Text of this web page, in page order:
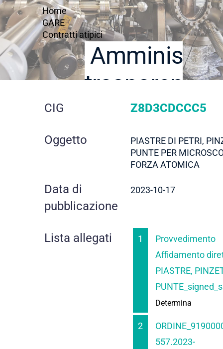
Home
GARE
Contratti atipici
trasparente
dettaglio
gara
CIG Z8D3CDCCC5
Oggetto
PIASTRE DI PETRI,
PUNTE PER
FORZA ATOMICA
Data di
pubblicazione
2023-10-17
Lista allegati 1
Provvedimento
Affidamento
PIASTRE,
Determina
2
557.2023-